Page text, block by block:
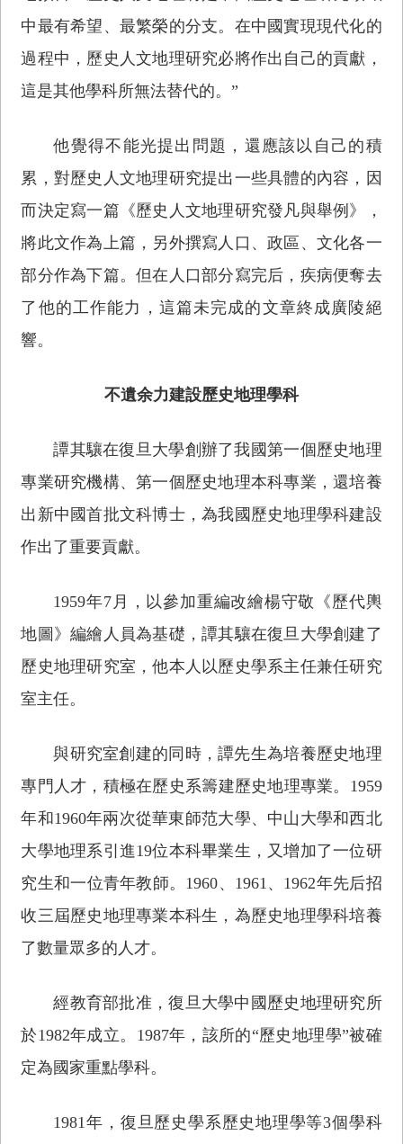
中最有希望、最繁榮的分支。在中國實現現代化的
過程中，歷史人文地理研究必將作出自己的貢獻，
這是其他學科所無法替代的。”
他覺得不能光提出問題，還應該以自己的積
累，對歷史人文地理研究提出一些具體的內容，因
而決定寫一篇《歷史人文地理研究發凡與舉例》，
將此文作為上篇，另外撰寫人口、政區、文化各一
部分作為下篇。但在人口部分寫完后，疾病便奪去
了他的工作能力，這篇未完成的文章終成廣陵絕
響。
不遺余力建設歷史地理學科
譚其驤在復旦大學創辦了我國第一個歷史地理
專業研究機構、第一個歷史地理本科專業，還培養
出新中國首批文科博士，為我國歷史地理學科建設
作出了重要貢獻。
1959年7月，以參加重編改繪楊守敬《歷代輿
地圖》編繪人員為基礎，譚其驤在復旦大學創建了
歷史地理研究室，他本人以歷史學系主任兼任研究
室主任。
與研究室創建的同時，譚先生為培養歷史地理
專門人才，積極在歷史系籌建歷史地理專業。1959
年和1960年兩次從華東師范大學、中山大學和西北
大學地理系引進19位本科畢業生，又增加了一位研
究生和一位青年教師。1960、1961、1962年先后招
收三屆歷史地理專業本科生，為歷史地理學科培養
了數量眾多的人才。
經教育部批准，復旦大學中國歷史地理研究所
於1982年成立。1987年，該所的“歷史地理學”被確
定為國家重點學科。
1981年，復旦歷史學系歷史地理學等3個學科